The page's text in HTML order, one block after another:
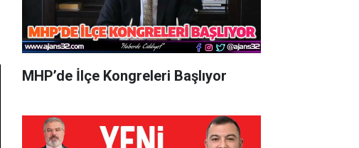
MHP’de İlçe Kongreleri Başlıyor